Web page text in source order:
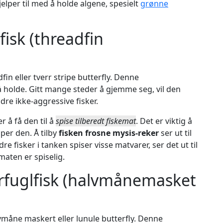
til med å holde algene, spesielt grønne
(threadfin
eller tverr stripe butterfly. Denne
Gitt mange steder å gjemme seg, vil den
ikke-aggressive fisker.
å få den til å spise tilberedt fiskemat. Det er viktig å
den. Å tilbyfisken frosne mysis-rekerser ut til
fisker i tanken spiser visse matvarer, ser det ut til
er spiselig.
(halvmånemasket
maskert eller lunule butterfly. Denne